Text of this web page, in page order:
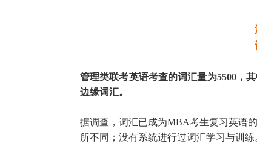
管理类联考英语考查的词汇量为5500，
边缘词汇。
据调查，词汇已成为MBA考生复习英语
所不同；没有系统进行过词汇学习与训